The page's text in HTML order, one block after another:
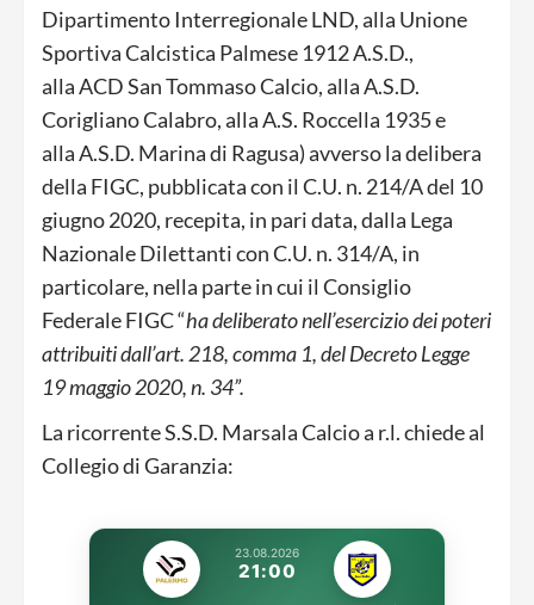
Dipartimento Interregionale LND, alla Unione
Sportiva Calcistica Palmese 1912 A.S.D.,
alla ACD San Tommaso Calcio, alla A.S.D.
Corigliano Calabro, alla A.S. Roccella 1935 e
alla A.S.D. Marina di Ragusa) avverso la delibera
della FIGC, pubblicata con il C.U. n. 214/A del 10
giugno 2020, recepita, in pari data, dalla Lega
Nazionale Dilettanti con C.U. n. 314/A, in
particolare, nella parte in cui il Consiglio
Federale FIGC “ha deliberato nell’esercizio dei poteri
attribuiti dall’art. 218, comma 1, del Decreto Legge
19 maggio 2020, n. 34”.
La ricorrente S.S.D. Marsala Calcio a r.l. chiede al
Collegio di Garanzia:
23.08.2026
21:00